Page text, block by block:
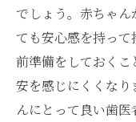
でしょう。赤ちゃ
ても安心感を持っ
前準備をしておく
安を感じにくくなり
んにとって良い歯医